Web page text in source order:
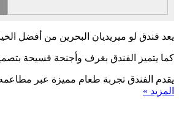
يعد فندق لو ميريديان البحرين من أفضل
كما يتميز الفندق بغرف وأجنحة فسيحة
يقدم الفندق تجربة طعام مميزة عبر مطاعمه
المزيد »